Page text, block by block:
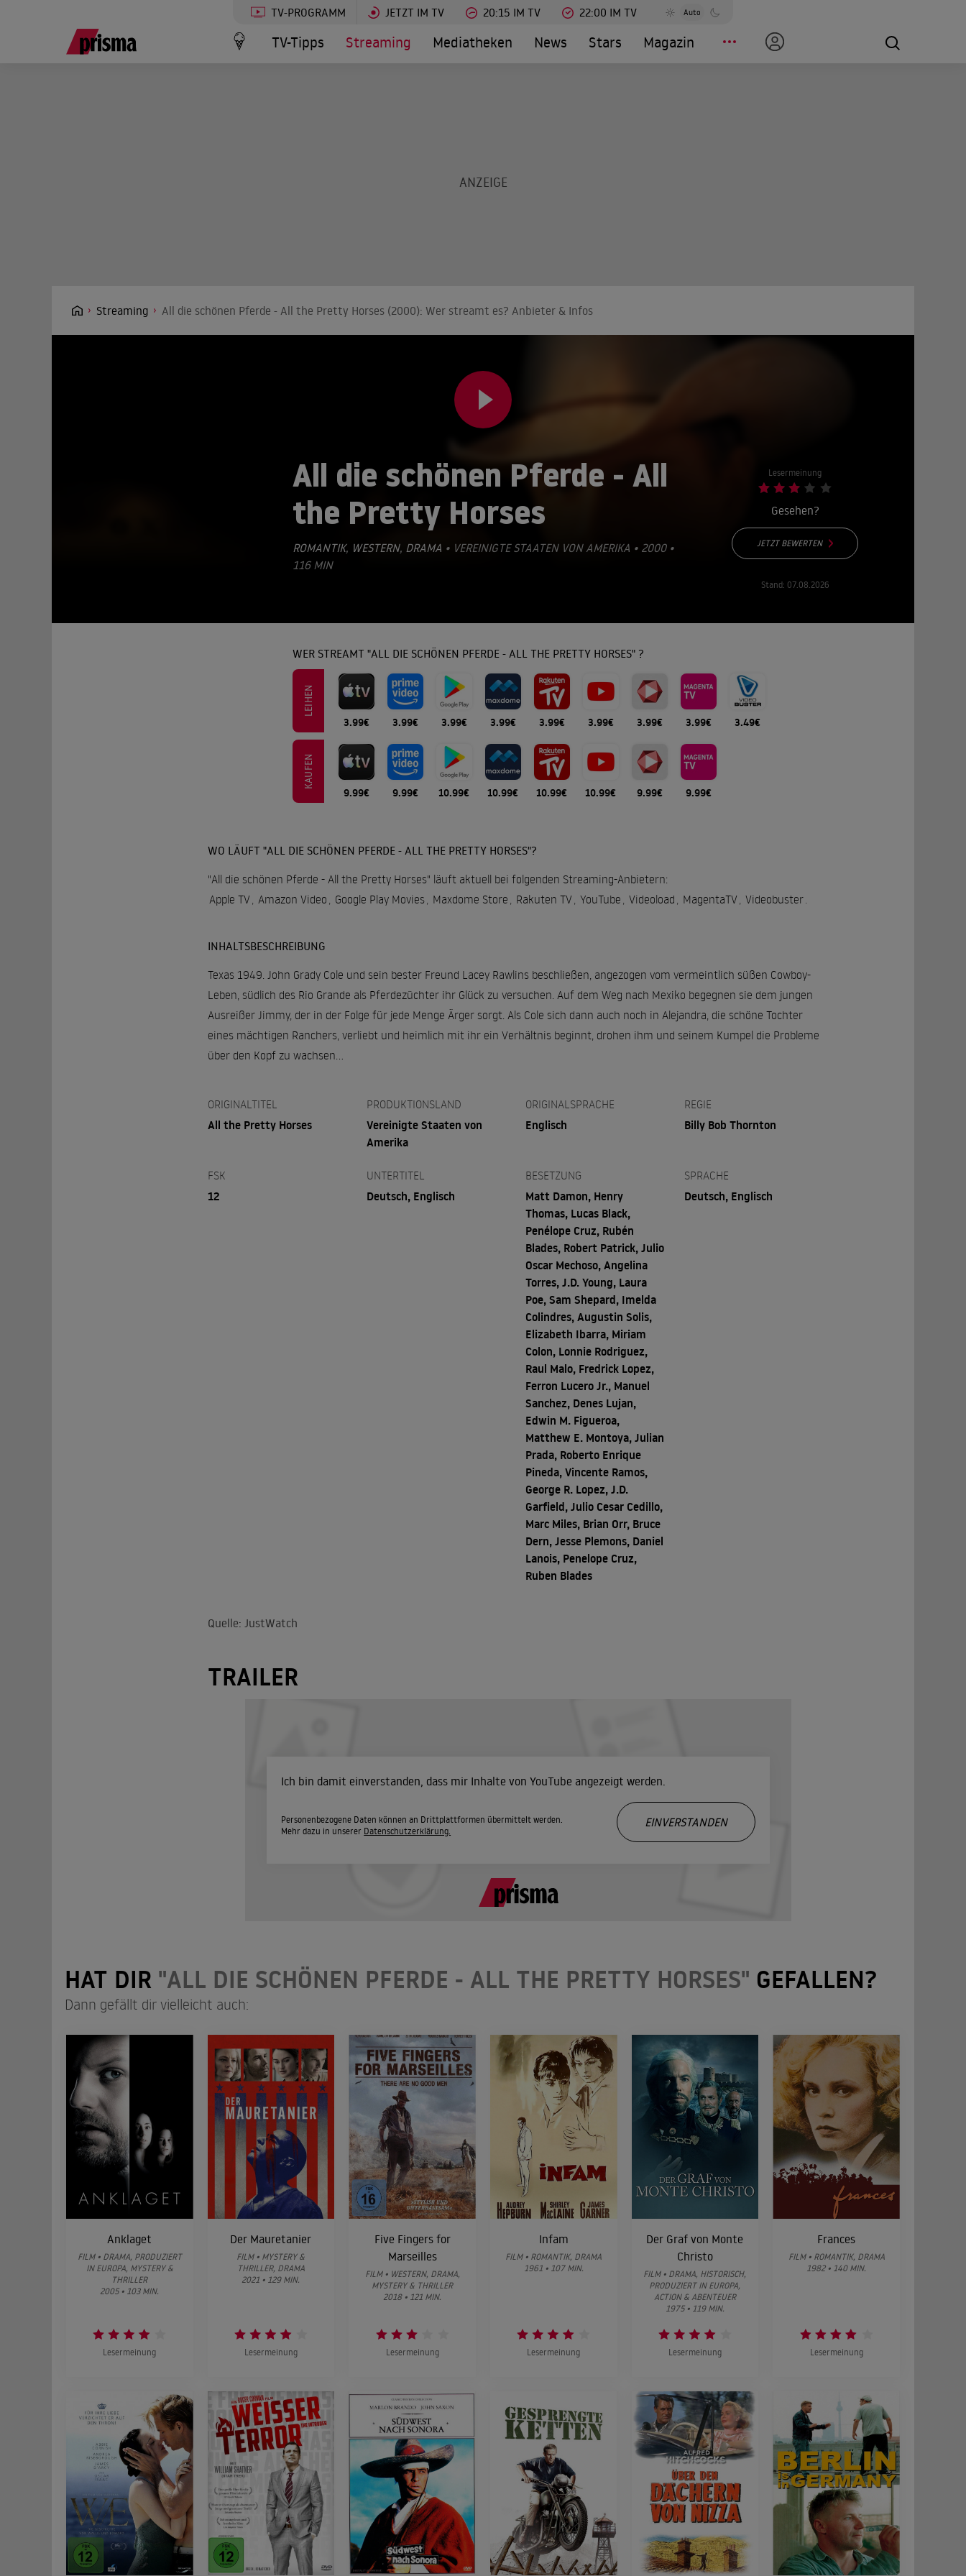
TV-PROGRAMM JETZT IM TV 20:15 IM TV 22:00 IM TV Auto
TV-Tipps Streaming Mediatheken News Stars Magazin
Streaming All die schönen Pferde - All the Pretty Horses (2000): Wer streamt es? Anbieter & Infos
All die schönen Pferde - All
the Pretty Horses
ROMANTIK, WESTERN, DRAMA • VEREINIGTE STAATEN VON AMERIKA • 2000 •
116 MIN
Lesermeinung
Gesehen?
JETZT BEWERTEN
Stand: 07.08.2026
WER STREAMT "ALL DIE SCHÖNEN PFERDE - ALL THE PRETTY HORSES" ?
LEIHEN
3.99€ 3.99€ 3.99€ 3.99€ 3.99€ 3.99€ 3.99€ 3.99€ 3.49€
KAUFEN
9.99€ 9.99€ 10.99€ 10.99€ 10.99€ 10.99€ 9.99€ 9.99€
WO LÄUFT "ALL DIE SCHÖNEN PFERDE - ALL THE PRETTY HORSES"?
"All die schönen Pferde - All the Pretty Horses" läuft aktuell bei folgenden Streaming-Anbietern:
Apple TV, Amazon Video , Google Play Movies, Maxdome Store , Rakuten TV, YouTube , Videoload , MagentaTV, Videobuster.
INHALTSBESCHREIBUNG
Texas 1949. John Grady Cole und sein bester Freund Lacey Rawlins beschließen, angezogen vom vermeintlich süßen Cowboy-
Leben, südlich des Rio Grande als Pferdezüchter ihr Glück zu versuchen. Auf dem Weg nach Mexiko begegnen sie dem jungen
Ausreißer Jimmy, der in der Folge für jede Menge Ärger sorgt. Als Cole sich dann auch noch in Alejandra, die schöne Tochter
eines mächtigen Ranchers, verliebt und heimlich mit ihr ein Verhältnis beginnt, drohen ihm und seinem Kumpel die Probleme
über den Kopf zu wachsen...
ORIGINALTITEL
All the Pretty Horses
PRODUKTIONSLAND
Vereinigte Staaten von
Amerika
ORIGINALSPRACHE
Englisch
REGIE
Billy Bob Thornton
FSK
12
UNTERTITEL
Deutsch, Englisch
BESETZUNG
Matt Damon, Henry
Thomas, Lucas Black,
Penélope Cruz, Rubén
Blades, Robert Patrick, Julio
Oscar Mechoso, Angelina
Torres, J.D. Young, Laura
Poe, Sam Shepard, Imelda
Colindres, Augustin Solis,
Elizabeth Ibarra, Miriam
Colon, Lonnie Rodriguez,
Raul Malo, Fredrick Lopez,
Ferron Lucero Jr., Manuel
Sanchez, Denes Lujan,
Edwin M. Figueroa,
Matthew E. Montoya, Julian
Prada, Roberto Enrique
Pineda, Vincente Ramos,
George R. Lopez, J.D.
Garfield, Julio Cesar Cedillo,
Marc Miles, Brian Orr, Bruce
Dern, Jesse Plemons, Daniel
Lanois, Penelope Cruz,
Ruben Blades
SPRACHE
Deutsch, Englisch
Quelle: JustWatch
TRAILER
Ich bin damit einverstanden, dass mir Inhalte von YouTube angezeigt werden.
Personenbezogene Daten können an Drittplattformen übermittelt werden.
Mehr dazu in unserer Datenschutzerklärung.
EINVERSTANDEN
HAT DIR "ALL DIE SCHÖNEN PFERDE - ALL THE PRETTY HORSES" GEFALLEN?
Dann gefällt dir vielleicht auch:
Anklaget
FILM • DRAMA, PRODUZIERT
IN EUROPA, MYSTERY &
THRILLER
2005 • 103 MIN.
Lesermeinung
Der Mauretanier
FILM • MYSTERY &
THRILLER, DRAMA
2021 • 129 MIN.
Lesermeinung
Five Fingers for
Marseilles
FILM • WESTERN, DRAMA,
MYSTERY & THRILLER
2018 • 121 MIN.
Lesermeinung
Infam
FILM • ROMANTIK, DRAMA
1961 • 107 MIN.
Lesermeinung
Der Graf von Monte
Christo
FILM • DRAMA, HISTORISCH,
PRODUZIERT IN EUROPA,
ACTION & ABENTEUER
1975 • 119 MIN.
Lesermeinung
Frances
FILM • ROMANTIK, DRAMA
1982 • 140 MIN.
Lesermeinung